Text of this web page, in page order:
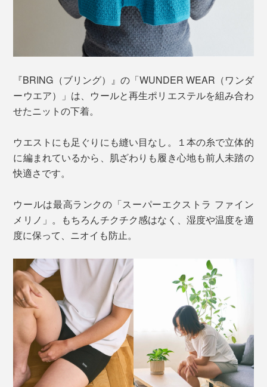
『BRING（ブリング）』の「WUNDER WEAR（ワンダ
ーウエア）」は、ウールと再生ポリエステルを組み合わ
せたニットの下着。
ウエストにも足ぐりにも縫い目なし。１本の糸で立体的
に編まれているから、肌ざわりも履き心地も前人未踏の
快適さです。
ウールは最高ランクの「スーパーエクストラ ファイン
メリノ」。もちろんチクチク感はなく、湿度や温度を適
度に保って、ニオイも防止。